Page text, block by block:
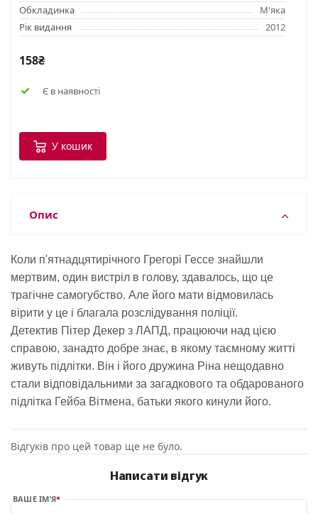
Обкладинка
М'яка
Рік видання
2012
158₴
Є в наявності
У кошик
Опис
Коли п'ятнадцятирічного Грегорі Гессе знайшли
мертвим, один вистріл в голову, здавалось, що це
трагічне самогубство. Але його мати відмовилась
вірити у це і благала розслідування поліції.
Детектив Пітер Декер з ЛАПД, працюючи над цією
справою, занадто добре знає, в якому таємному житті
живуть підлітки. Він і його дружина Ріна нещодавно
стали відповідальними за загадкового та обдарованого
підлітка Гейба Вітмена, батьки якого кинули його.
Відгуків про цей товар ще не було.
Написати відгук
ВАШЕ ІМ’Я